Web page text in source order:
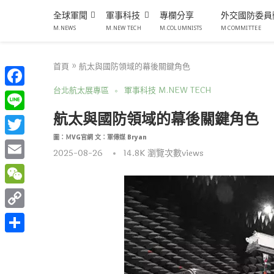
全球軍聞
M.NEWS
軍事科技
M.NEW TECH
專欄分享
M.COLUMNISTS
外交國防委
M COMMITTEE
首頁 » 航太與國防領域的幕後關鍵角色
台北航太展專區
軍事科技 M.NEW TECH
航太與國防領域的幕後關鍵角色
圖：ＭVG官網 文：軍傳媒 Bryan
2025-08-26 14.8K瀏覽次數views
Facebook
Line
Twitter
Email
WeChat
Copy
Link